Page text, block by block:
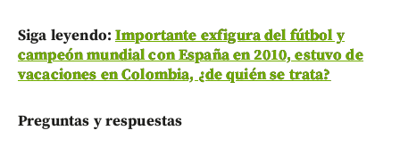
Siga leyendo:Importante exfigura del fútbol y
campeón mundial con España en 2010, estuvo de
vacaciones en Colombia, ¿de quién se trata?
Preguntas y respuestas